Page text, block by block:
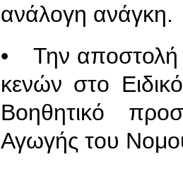
ανάλογη ανάγκη.
• Την αποστολή
κενών στο
Βοηθητικό
Αγωγής του